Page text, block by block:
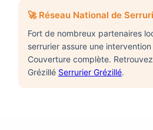
🚀 Réseau National de
Fort de nombreux partenaires
serrurier assure une
Couverture complète.
Grézillé Serrurier Grézillé.